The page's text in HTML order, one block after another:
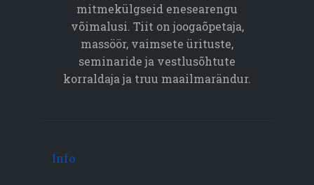
mitmekülgseid enesearengu
võimalusi. Tiit on joogaõpetaja,
massöör, vaimsete ürituste,
seminaride ja vestlusõhtute
korraldaja ja truu maailmarändur.
Info